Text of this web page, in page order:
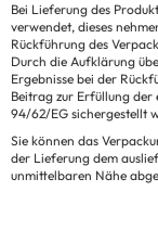
Bei Lieferung des
verwendet, dieses
Rückführung des
Durch die Aufklärung
Ergebnisse bei der
Beitrag zur Erfüllung der
94/62/EG sichergestellt
Sie können das
der Lieferung dem
unmittelbaren Nähe